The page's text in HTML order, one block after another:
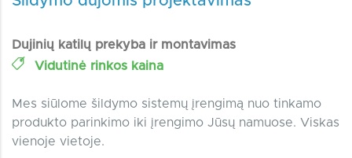
Dujinių katilų prekyba ir montavimas
Vidutinė rinkos kaina
Mes siūlome šildymo sistemų įrengimą nuo tinkamo
produkto parinkimo iki įrengimo Jūsų namuose. Viskas
vienoje vietoje.